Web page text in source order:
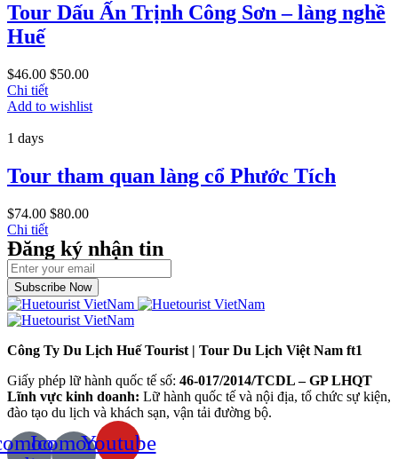
Tour Dấu Ấn Trịnh Công Sơn – làng nghề
Huế
$46.00 $50.00
Chi tiết
Add to wishlist
1 days
Tour tham quan làng cổ Phước Tích
$74.00 $80.00
Chi tiết
Đăng ký nhận tin
Subscribe Now
Công Ty Du Lịch Huế Tourist | Tour Du Lịch Việt Nam ft1
Giấy phép lữ hành quốc tế số: 46-017/2014/TCDL – GP LHQT
Lĩnh vực kinh doanh: Lữ hành quốc tế và nội địa, tổ chức sự kiện,
đào tạo du lịch và khách sạn, vận tải đường bộ.
Icomoon-Youtube